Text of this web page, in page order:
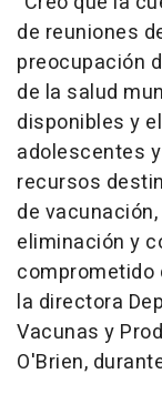
de reuniones
preocupación
de la salud
disponibles y
adolescentes
recursos
de
eliminación y
comprometido
la directora
Vacunas y
O'Brien,